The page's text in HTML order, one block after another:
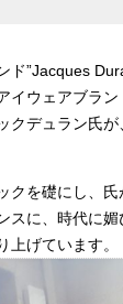
ド”Jacques
イウェアブラ
クデュラン氏
クを礎にし、
スに、時代に
上げています。